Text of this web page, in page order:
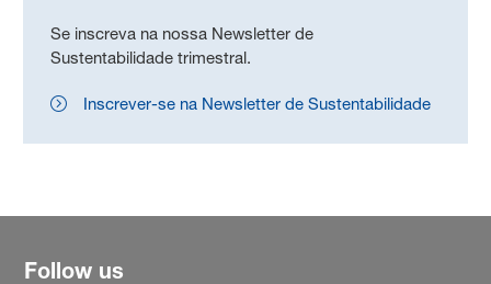
Se inscreva na nossa Newsletter de
Sustentabilidade trimestral.
Inscrever-se na Newsletter de Sustentabilidade
Follow us